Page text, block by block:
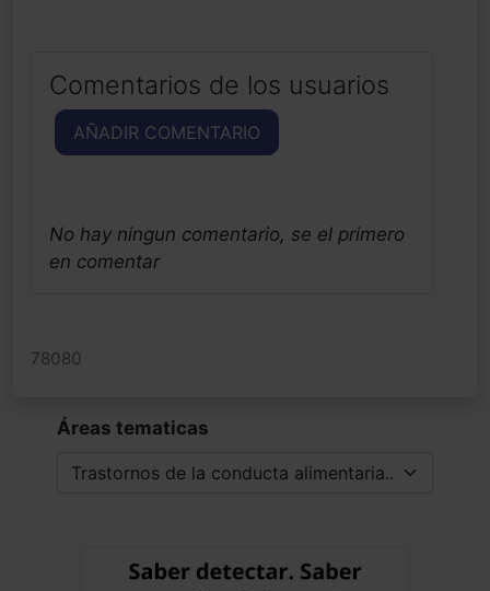
Comentarios de los usuarios
AÑADIR COMENTARIO
No hay ningun comentario, se el primero
en comentar
78080
Áreas tematicas